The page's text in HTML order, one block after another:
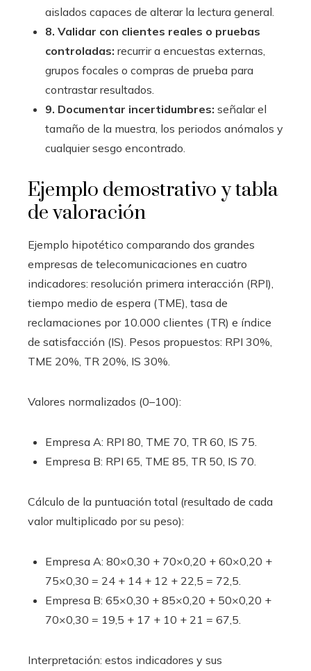
aislados capaces de alterar la lectura general.
8. Validar con clientes reales o pruebas
controladas: recurrir a encuestas externas,
grupos focales o compras de prueba para
contrastar resultados.
9. Documentar incertidumbres: señalar el
tamaño de la muestra, los periodos anómalos y
cualquier sesgo encontrado.
Ejemplo demostrativo y tabla
de valoración
Ejemplo hipotético comparando dos grandes
empresas de telecomunicaciones en cuatro
indicadores: resolución primera interacción (RPI),
tiempo medio de espera (TME), tasa de
reclamaciones por 10.000 clientes (TR) e índice
de satisfacción (IS). Pesos propuestos: RPI 30%,
TME 20%, TR 20%, IS 30%.
Valores normalizados (0–100):
Empresa A: RPI 80, TME 70, TR 60, IS 75.
Empresa B: RPI 65, TME 85, TR 50, IS 70.
Cálculo de la puntuación total (resultado de cada
valor multiplicado por su peso):
Empresa A: 80×0,30 + 70×0,20 + 60×0,20 +
75×0,30 = 24 + 14 + 12 + 22,5 = 72,5.
Empresa B: 65×0,30 + 85×0,20 + 50×0,20 +
70×0,30 = 19,5 + 17 + 10 + 21 = 67,5.
Interpretación: estos indicadores y sus